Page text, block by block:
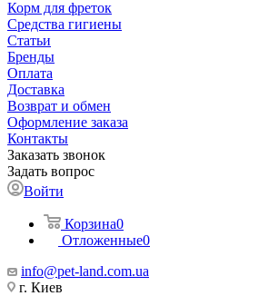
Корм для фреток
Средства гигиены
Статьи
Бренды
Оплата
Доставка
Возврат и обмен
Оформление заказа
Контакты
Заказать звонок
Задать вопрос
Войти
Корзина0
Отложенные0
info@pet-land.com.ua
г. Киев